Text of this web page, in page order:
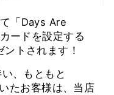
「Days Are
ードを設定する
トされます！
、もともと
たお客様は、当店